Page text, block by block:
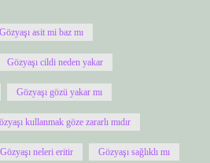
Gözyaşı asit mi baz mı
Gözyaşı cildi neden yakar
Gözyaşı gözü yakar mı
kullanmak göze zararlı mıdır
Gözyaşı neleri eritir Gözyaşı sağlıklı mı